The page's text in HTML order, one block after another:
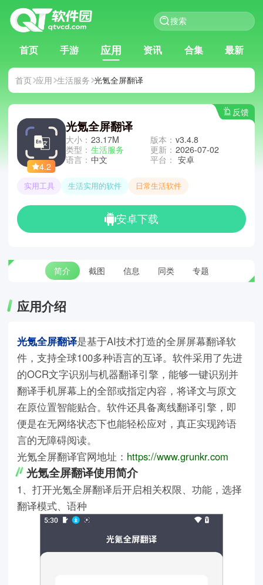
首页 手游 应用 资讯 合集 最新
首页 应用 生活服务 光氪全屏翻译
反馈
4.2
光氪全屏翻译
大小： 23.17M
类型： 生活服务
语言： 中文
版本： v3.4.8
更新： 2026-07-02
平台： 安卓
实用工具 生活实用的软件 日常生活软件
安卓下载
简介 截图 信息 同类 专题
应用介绍
光氪全屏翻译是基于AI技术打造的全屏屏幕翻译软
件，支持全球100多种语言的互译。软件采用了先进
的OCR文字识别与机器翻译引擎，能够一键识别并
翻译手机屏幕上的全部或指定内容，将译文与原文
在原位置智能贴合。软件还具备离线翻译引擎，即
便是在无网络状态下也能轻松应对，真正实现跨语
言的无障碍阅读。
光氪全屏翻译官网地址： https://www.grunkr.com
光氪全屏翻译使用简介
1、打开光氪全屏翻译后开启相关权限、功能，选择
翻译模式、语种